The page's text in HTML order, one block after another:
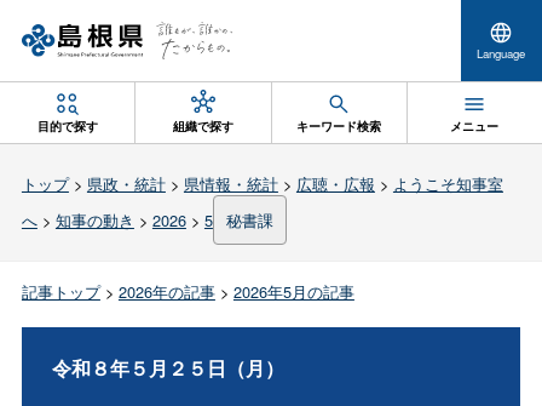
Language
目的で探す 組織で探す キーワード検索 メニュー
トップ> 県政・統計> 県情報・統計> 広聴・広報 > ようこそ知事室
へ> 知事の動き > 2026> 5 秘書課
記事トップ> 2026年の記事> 2026年5月の記事
令和８年５月２５日（月）